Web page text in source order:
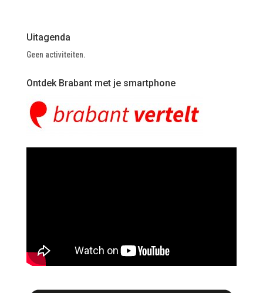
Uitagenda
Geen activiteiten.
Ontdek Brabant met je smartphone